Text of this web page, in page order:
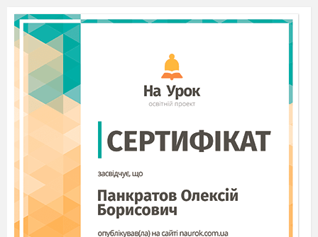
недоліків, але поки що не знайдено
нічого кращого». Чи згодні?
Ознаки демократії.
Оберіть гасло демократичного режиму і
поясніть свій вибір.
«Дозволено все, що не заборонено
законом»
«Заборонено все, що не дозволено законом»
Ознаки політичного режиму (бесіда або
робота з підручником)
Розподілити між групами ознаки.
Поясніть,
як кожна ознака сприяє утвердженню
демократії?